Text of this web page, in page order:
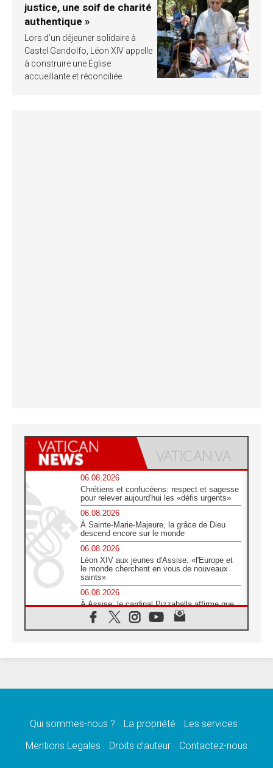
justice, une soif de charité
authentique »
Lors d’un déjeuner solidaire à
Castel Gandolfo, Léon XIV appelle
à construire une Église
accueillante et réconciliée
06.08.2026
Chrétiens et confucéens: respect et sagesse
pour relever aujourd'hui les «défis urgents»
06.08.2026
À Sainte-Marie-Majeure, la grâce de Dieu
descend encore sur le monde
06.08.2026
Léon XIV aux jeunes d'Assise: «l'Europe et
le monde cherchent en vous de nouveaux
saints»
06.08.2026
À Assise, le cardinal Pizzaballa affirme que
«les chrétiens veulent la paix»
06.08.2026
message de paix et de dignité humaine»
«La visite du Pape en Uruguay renforcera
Qui sommes-nous ? La propriété
Les services
Mentions Legales
Droits d’auteur Contactez-nous